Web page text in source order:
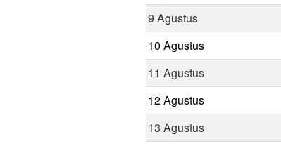
9 Agustus
10 Agustus
11 Agustus
12 Agustus
13 Agustus